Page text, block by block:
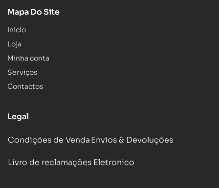
Mapa Do Site
Inicio
Loja
Minha conta
Serviços
Contactos
Legal
Condições de VendaEnvios & Devoluções
Livro de reclamações Eletronico